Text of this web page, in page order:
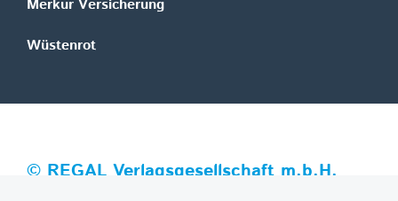
Merkur Versicherung
Wüstenrot
© REGAL Verlagsgesellschaft m.b.H.